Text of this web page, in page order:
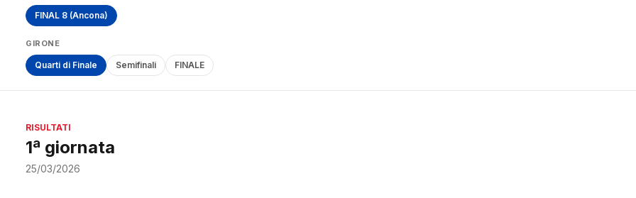
FINAL 8 (Ancona)
GIRONE
Quarti di Finale Semifinali FINALE
RISULTATI
1ª giornata
25/03/2026